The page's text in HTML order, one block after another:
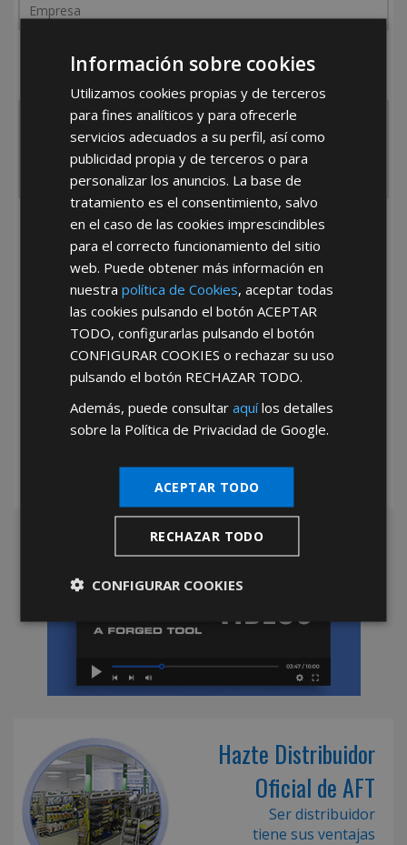
¿De dónde es la empresa?
He leído y acepto laPolítica de Privacidad
*Abstenerse particulares, sólo venta a tiendas y empresas minoristas y
Hazte Distribuidor
Oficial de AFT
Ser distribuidor
tiene sus ventajas
Información sobre cookies
Utilizamos cookies propias y de terceros
para fines analíticos y para ofrecerle
servicios adecuados a su perfil, así como
publicidad propia y de terceros o para
personalizar los anuncios. La base de
tratamiento es el consentimiento, salvo
en el caso de las cookies imprescindibles
para el correcto funcionamiento del sitio
web. Puede obtener más información en
nuestrapolítica de Cookies, aceptar todas
las cookies pulsando el botónACEPTAR
TODO, configurarlas pulsando el botón
CONFIGURAR COOKIES o rechazar su uso
pulsando el botón RECHAZAR TODO.
Además, puede consultaraquílos detalles
sobre la Política de Privacidad de Google.
ACEPTAR TODO
RECHAZAR TODO
CONFIGURAR COOKIES